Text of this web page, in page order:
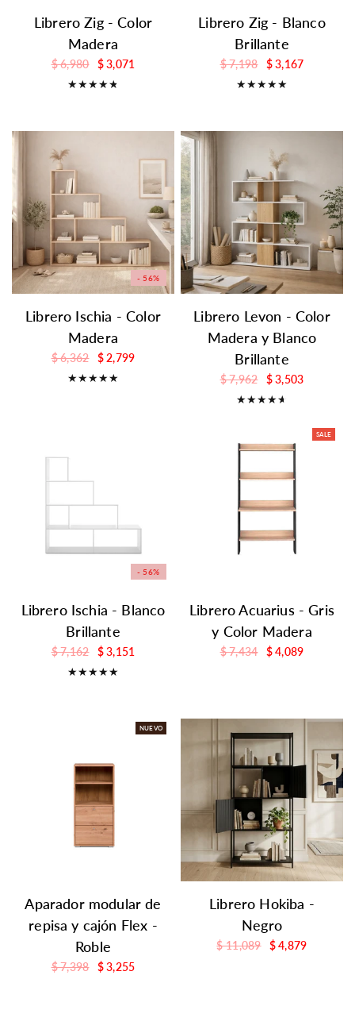
Librero Zig - Color
Madera
$ 6,980 $ 3,071
Librero Zig - Blanco
Brillante
$ 7,198 $ 3,167
- 56%
Librero Ischia - Color
Madera
$ 6,362 $ 2,799
Librero Levon - Color
Madera y Blanco
Brillante
$ 7,962 $ 3,503
- 56%
Librero Ischia - Blanco
Brillante
$ 7,162 $ 3,151
SALE
Librero Acuarius - Gris
y Color Madera
$ 7,434 $ 4,089
NUEVO
Aparador modular de
repisa y cajón Flex -
Roble
$ 7,398 $ 3,255
Librero Hokiba -
Negro
$ 11,089 $ 4,879